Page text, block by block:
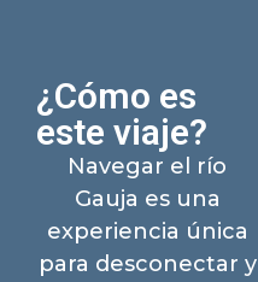
¿Cómo es
este viaje?
Navegar el río
Gauja es una
experiencia única
para desconectar y